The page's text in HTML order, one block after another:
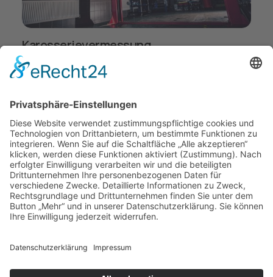
Karosserievermessung
Die Karosserievermessung ist ein präzises Verfahren
zur Beurteilung der Struktur und Integrität eines
Umfang des Schadens und die notwendigen
Reparaturen zu bestimmen.
Mehr erfahren 
Direkter Kontakt
0176 64720206
Hammscher Weg 71, 47533 Kleve